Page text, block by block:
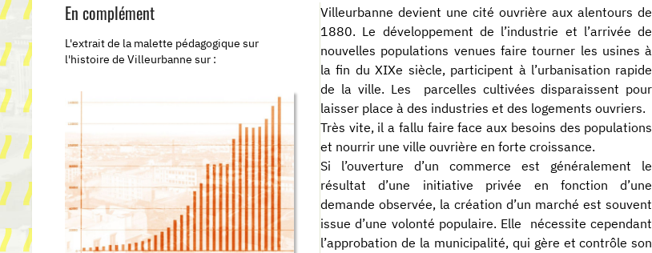
Villeurbanne devient une cité ouvrière aux alentours de
1880. Le développement de l’industrie et l’arrivée de
nouvelles populations venues faire tourner les usines à
la fin du XIXe siècle, participent à l’urbanisation rapide
de la ville. Les parcelles cultivées disparaissent pour
laisser place à des industries et des logements ouvriers.
Très vite, il a fallu faire face aux besoins des populations
et nourrir une ville ouvrière en forte croissance.
Si l’ouverture d’un commerce est généralement le
résultat d’une initiative privée en fonction d’une
demande observée, la création d’un marché est souvent
issue d’une volonté populaire. Elle nécessite cependant
l’approbation de la municipalité, qui gère et contrôle son
En complément
L'extrait de la malette pédagogique sur
l'histoire de Villeurbanne sur :